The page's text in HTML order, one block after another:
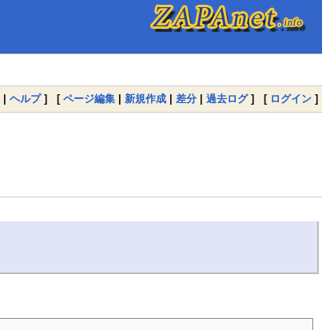
| ヘルプ] [ ページ編集 | 新規作成 | 差分 | 過去ログ] [ ログイン ]